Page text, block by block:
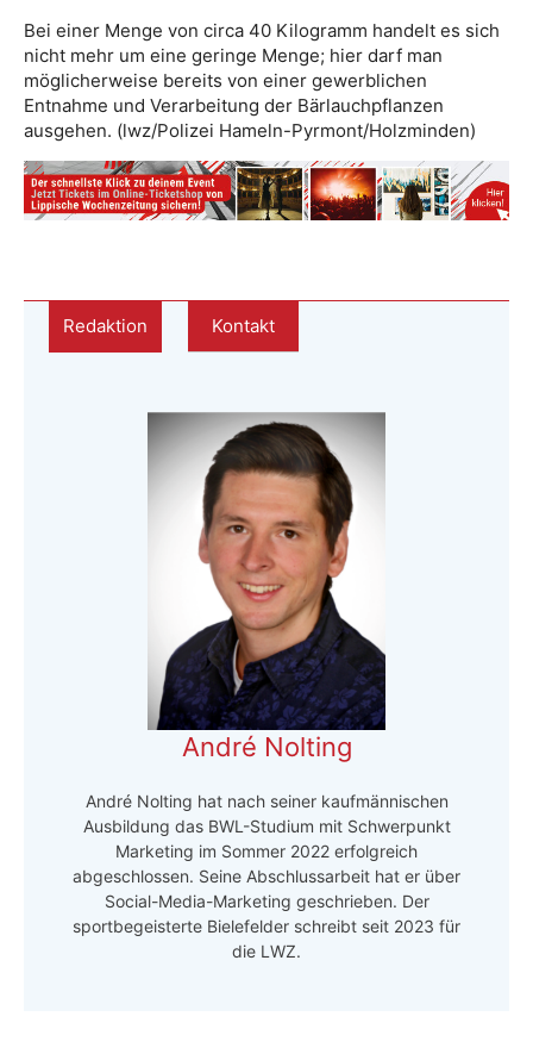
Bei einer Menge von circa 40 Kilogramm handelt es sich
nicht mehr um eine geringe Menge; hier darf man
möglicherweise bereits von einer gewerblichen
Entnahme und Verarbeitung der Bärlauchpflanzen
ausgehen. (lwz/Polizei Hameln-Pyrmont/Holzminden)
Redaktion Kontakt
André Nolting
André Nolting hat nach seiner kaufmännischen
Ausbildung das BWL-Studium mit Schwerpunkt
Marketing im Sommer 2022 erfolgreich
abgeschlossen. Seine Abschlussarbeit hat er über
Social-Media-Marketing geschrieben. Der
sportbegeisterte Bielefelder schreibt seit 2023 für
die LWZ.